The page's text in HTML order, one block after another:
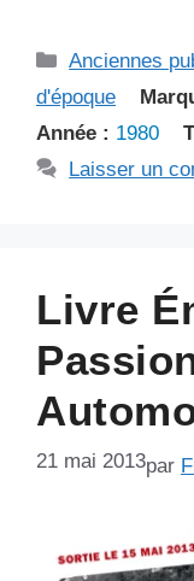
Catégories
Anciennes
d'époque
Année : 1980
Laisser un
Livre
21 mai 2013par